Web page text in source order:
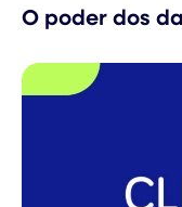
O poder dos